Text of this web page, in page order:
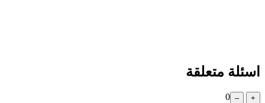
اسئلة متعلقة
0